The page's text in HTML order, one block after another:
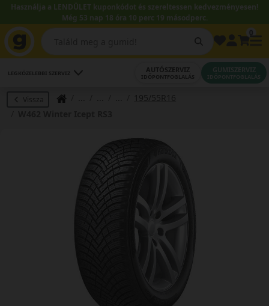
Használja a LENDÜLET kuponkódot és szereltessen kedvezményesen!
Még 53 nap 18 óra 10 perc 19 másodperc.
LEGKÖZELEBBI SZERVIZ AUTÓSZERVIZ
IDŐPONTFOGLALÁS
GUMISZERVIZ
IDŐPONTFOGLALÁS
Vissza
195/55R16